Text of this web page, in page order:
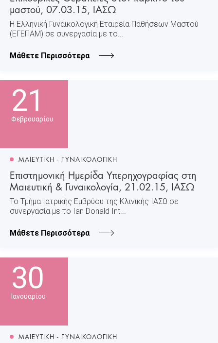
μαστού, 07.03.15, ΙΑΣΩ
Η Ελληνική Γυναικολογική Εταιρεία Παθήσεων Μαστού
(ΕΓΕΠΑΜ) σε συνεργασία με το...
Μάθετε Περισσότερα
21
Φεβρουαρίου
ΜΑΙΕΥΤΙΚΗ - ΓΥΝΑΙΚΟΛΟΓΙΚΗ
Επιστημονική Ημερίδα Υπερηχογραφίας στη
Μαιευτική & Γυναικολογία, 21.02.15, ΙΑΣΩ
Το Τμήμα Ιατρικής Εμβρύου της Κλινικής ΙΑΣΩ σε
συνεργασία με το Ian Donald Int...
Μάθετε Περισσότερα
30
Ιανουαρίου
ΜΑΙΕΥΤΙΚΗ - ΓΥΝΑΙΚΟΛΟΓΙΚΗ